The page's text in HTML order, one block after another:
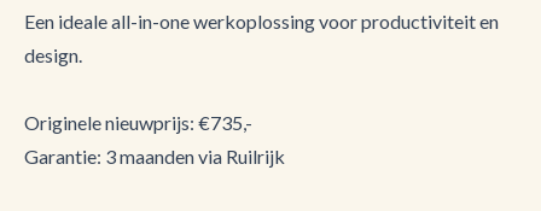
Een ideale all-in-one werkoplossing voor productiviteit en
design.
Originele nieuwprijs: €735,-
Garantie: 3 maanden via Ruilrijk